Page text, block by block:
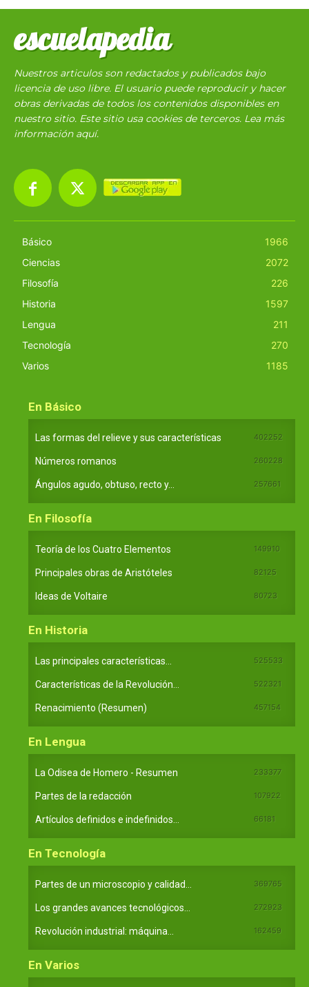
escuelapedia
Nuestros articulos son redactados y publicados bajo
licencia de uso libre. El usuario puede reproducir y hacer
obras derivadas de todos los contenidos disponibles en
nuestro sitio. Este sitio usa cookies de terceros. Lea más
información aquí.
Básico
1966
Ciencias
2072
Filosofía
226
Historia
1597
Lengua
211
Tecnología
270
Varios
1185
En Básico
Las formas del relieve y sus características 402252
Números romanos 260228
Ángulos agudo, obtuso, recto y... 257661
En Filosofía
Teoría de los Cuatro Elementos 149910
Principales obras de Aristóteles 82125
Ideas de Voltaire 80723
En Historia
Las principales características... 525533
Características de la Revolución... 522321
Renacimiento (Resumen) 457154
En Lengua
La Odisea de Homero - Resumen 233377
Partes de la redacción 107922
Artículos definidos e indefinidos... 66181
En Tecnología
Partes de un microscopio y calidad... 369765
Los grandes avances tecnológicos... 272923
Revolución industrial: máquina... 162459
En Varios